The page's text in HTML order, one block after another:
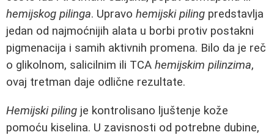
hemijskog pilinga. Upravo hemijski piling predstavlja
jedan od najmoćnijih alata u borbi protiv postakni
pigmenacija i samih aktivnih promena. Bilo da je reč
o glikolnom, salicilnim ili TCA hemijskim pilinzima,
ovaj tretman daje odlične rezultate.
Hemijski piling je kontrolisano ljuštenje kože
pomoću kiselina. U zavisnosti od potrebne dubine,